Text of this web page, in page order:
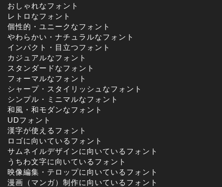
おしゃれなフォント
レトロなフォント
個性的・ユニークなフォント
やわらかい・ナチュラルなフォント
インパクト・目立つフォント
カジュアルなフォント
スタンダードなフォント
フォーマルなフォント
シャープ・スタイリッシュなフォント
シンプル・ミニマルなフォント
和風・和モダンなフォント
UDフォント
漢字が使えるフォント
ロゴに向いているフォント
サムネイルデザインに向いているフォント
うちわ文字に向いているフォント
映像編集・テロップに向いているフォント
漫画（マンガ）制作に向いているフォント